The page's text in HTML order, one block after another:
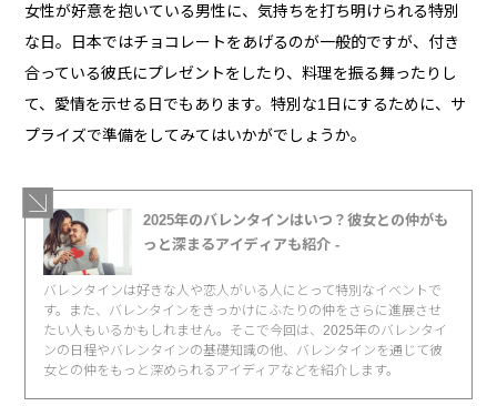
女性が好意を抱いている男性に、気持ちを打ち明けられる特別
な日。日本ではチョコレートをあげるのが一般的ですが、付き
合っている彼氏にプレゼントをしたり、料理を振る舞ったりし
て、愛情を示せる日でもあります。特別な1日にするために、サ
プライズで準備をしてみてはいかがでしょうか。
2025年のバレンタインはいつ？彼女との仲がも
っと深まるアイディアも紹介 -
バレンタインは好きな人や恋人がいる人にとって特別なイベントで
す。また、バレンタインをきっかけにふたりの仲をさらに進展させ
たい人もいるかもしれません。そこで今回は、2025年のバレンタイ
ンの日程やバレンタインの基礎知識の他、バレンタインを通じて彼
女との仲をもっと深められるアイディアなどを紹介します。